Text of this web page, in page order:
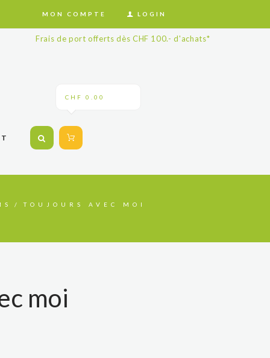
MON COMPTE LOGIN
Frais de port offerts dès CHF 100.- d'achats*
CHF 0.00
TOUJOURS AVEC MOI
moi